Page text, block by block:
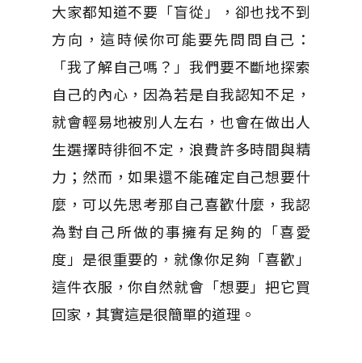
大家都知道不要「盲從」，卻也找不到
方向，這時候你可能要先問問自己：
「我了解自己嗎？」我們要不斷地探索
自己的內心，因為若是自我認知不足，
就會輕易地被別人左右，也會在做出人
生選擇時徘徊不定，浪費許多時間與精
力；然而，如果還不能確定自己想要什
麼，可以先思考那自己喜歡什麼，我認
為對自己所做的事擁有足夠的「喜愛
度」是很重要的，就像你足夠「喜歡」
這件衣服，你自然就會「想要」把它買
回家，其實這是很簡單的道理。